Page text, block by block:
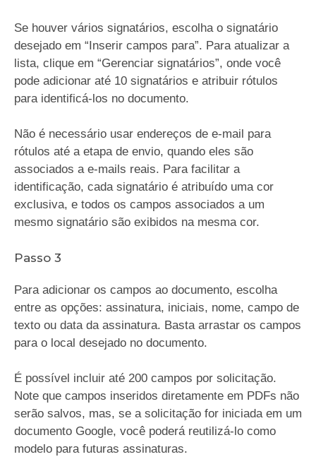
Se houver vários signatários, escolha o signatário
desejado em “Inserir campos para”. Para atualizar a
lista, clique em “Gerenciar signatários”, onde você
pode adicionar até 10 signatários e atribuir rótulos
para identificá-los no documento.
Não é necessário usar endereços de e-mail para
rótulos até a etapa de envio, quando eles são
associados a e-mails reais. Para facilitar a
identificação, cada signatário é atribuído uma cor
exclusiva, e todos os campos associados a um
mesmo signatário são exibidos na mesma cor.
Passo 3
Para adicionar os campos ao documento, escolha
entre as opções: assinatura, iniciais, nome, campo de
texto ou data da assinatura. Basta arrastar os campos
para o local desejado no documento.
É possível incluir até 200 campos por solicitação.
Note que campos inseridos diretamente em PDFs não
serão salvos, mas, se a solicitação for iniciada em um
documento Google, você poderá reutilizá-lo como
modelo para futuras assinaturas.